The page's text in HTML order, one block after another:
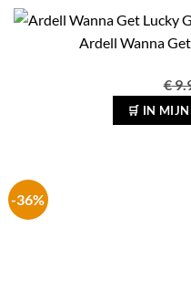
Ardell Wanna
€
🛒 IN
-36%